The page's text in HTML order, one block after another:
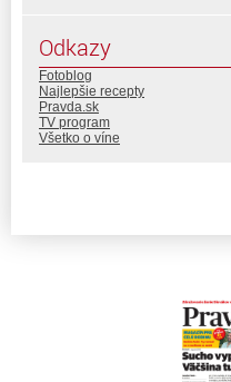
Odkazy
Fotoblog
Najlepšie recepty
Pravda.sk
TV program
Všetko o víne